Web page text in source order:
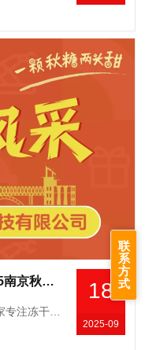
18
2025-09
重磅亮相！有零有食确认参展2025南京秋糖，展示科技赋能零食新成果
联
系
方
式